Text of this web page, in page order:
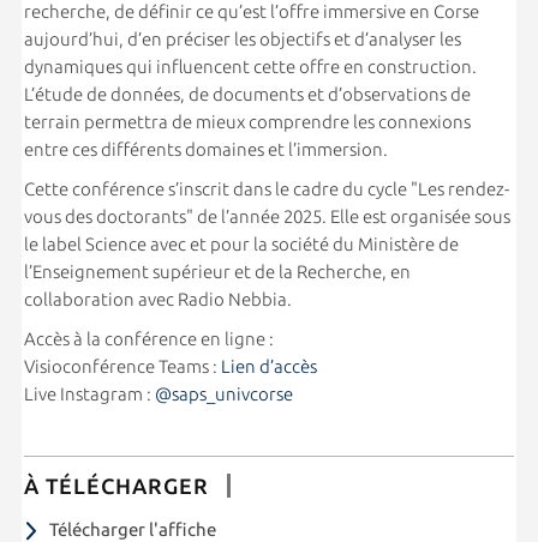
recherche, de définir ce qu’est l’offre immersive en Corse
aujourd’hui, d’en préciser les objectifs et d’analyser les
dynamiques qui influencent cette offre en construction.
L’étude de données, de documents et d’observations de
terrain permettra de mieux comprendre les connexions
entre ces différents domaines et l’immersion.
Cette conférence s’inscrit dans le cadre du cycle "Les rendez-
vous des doctorants" de l’année 2025. Elle est organisée sous
le label Science avec et pour la société du Ministère de
l’Enseignement supérieur et de la Recherche, en
collaboration avec Radio Nebbia.
Accès à la conférence en ligne :
Visioconférence Teams : Lien d’accès
Live Instagram : @saps_univcorse
À TÉLÉCHARGER
Télécharger l'affiche